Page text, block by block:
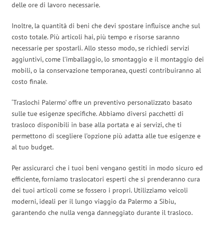
delle ore di lavoro necessarie.
Inoltre, la quantità di beni che devi spostare influisce anche sul
costo totale. Più articoli hai, più tempo e risorse saranno
necessarie per spostarli. Allo stesso modo, se richiedi servizi
aggiuntivi, come l’imballaggio, lo smontaggio e il montaggio dei
mobili, o la conservazione temporanea, questi contribuiranno al
costo finale.
‘Traslochi Palermo’ offre un preventivo personalizzato basato
sulle tue esigenze specifiche. Abbiamo diversi pacchetti di
trasloco disponibili in base alla portata e ai servizi, che ti
permettono di scegliere l’opzione più adatta alle tue esigenze e
al tuo budget.
Per assicurarci che i tuoi beni vengano gestiti in modo sicuro ed
efficiente, forniamo traslocatori esperti che si prenderanno cura
dei tuoi articoli come se fossero i propri. Utilizziamo veicoli
moderni, ideali per il lungo viaggio da Palermo a Sibiu,
garantendo che nulla venga danneggiato durante il trasloco.